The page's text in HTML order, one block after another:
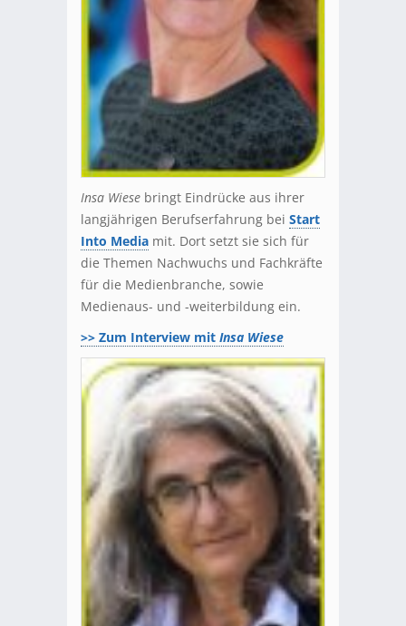
Insa Wiese bringt Eindrücke aus ihrer
langjährigen Berufserfahrung bei Start
Into Media mit. Dort setzt sie sich für
die Themen Nachwuchs und Fachkräfte
für die Medienbranche, sowie
Medienaus- und -weiterbildung ein.
>> Zum Interview mit Insa Wiese